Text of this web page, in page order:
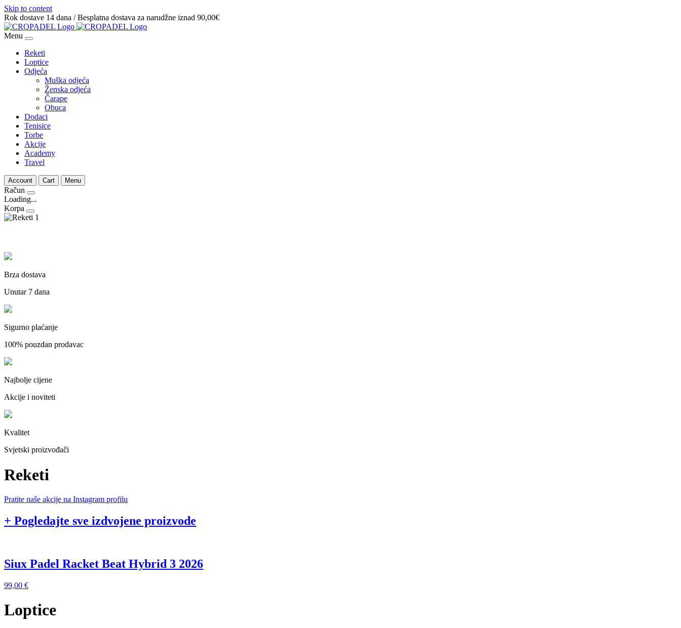
Skip to content
Rok dostave 14 dana / Besplatna dostava za narudžne iznad 90,00€
Menu
Reketi
Loptice
Odjeća
Muška odjeća
Ženska odjeća
Čarape
Obuca
Dodaci
Tenisice
Torbe
Akcije
Academy
Travel
Account Cart Menu
Račun
Loading...
Korpa
Brza dostava
Unutar 7 dana
Sigurno plaćanje
100% pouzdan prodavac
Najbolje cijene
Akcije i noviteti
Kvalitet
Svjetski proizvođači
Reketi
Pratite naše akcije na Instagram profilu
+ Pogledajte sve izdvojene proizvode
Siux Padel Racket Beat Hybrid 3 2026
99,00 €
Loptice